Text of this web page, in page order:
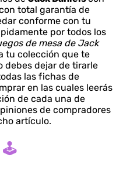
total garantía de
conforme con tu
por todos los
de mesa de Jack
tu colección que te
debes dejar de tirarle
las fichas de
en las cuales leerás
de cada una de
de compradores
artículo.
🕹️